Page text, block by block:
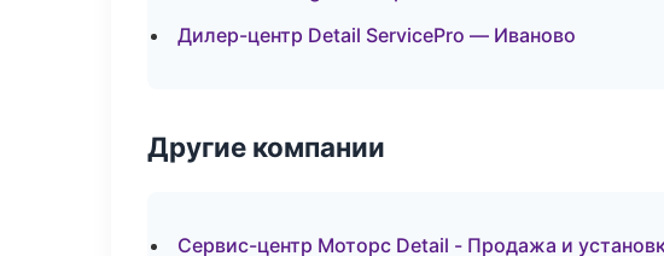
Дилер-центр Detail ServicePro — Иваново
Другие компании
Сервис-центр Моторс Detail - Продажа и